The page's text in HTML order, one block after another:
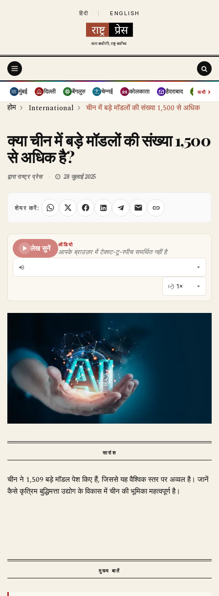
हिंदी ENGLISH
मुंबई दिल्ली बेंगलुरु चेन्नई कोलकाता हैदराबाद पुणे
सभी›
होम International चीन में बड़े मॉडलों की संख्या 1,500 से अधिक
क्या चीन में बड़े मॉडलों की संख्या 1,500
से अधिक है?
द्वाराराष्ट्र प्रेस 28 जुलाई 2025
शेयर करें:
लेख सुनें
ऑडियो
आपके ब्राउज़र में टेक्स्ट-टू-स्पीच समर्थित नहीं है
सारांश
चीन ने 1,509 बड़े मॉडल पेश किए हैं, जिससे यह वैश्विक स्तर पर अव्‍वल है। जानें
कैसे कृत्रिम बुद्धिमत्ता उद्योग के विकास में चीन की भूमिका महत्वपूर्ण है।
मुख्य बातें